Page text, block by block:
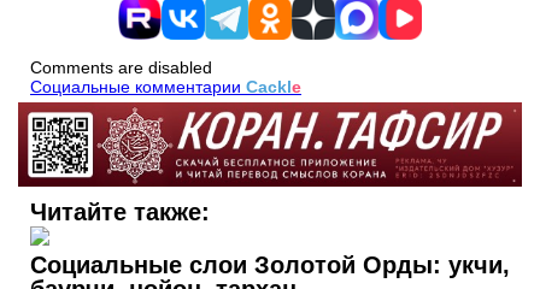
Comments are disabled
Социальные комментарии Cackle
Читайте также:
Социальные слои Золотой Орды: укчи,